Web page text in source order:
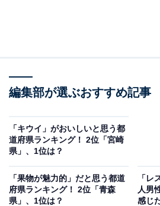
編集部が選ぶおすすめ記事
「キウイ」がおいしいと思う都
道府県ランキング！ 2位「宮崎
県」、1位は？
「果物が魅力的」だと思う都道
府県ランキング！ 2位「青森
県」、1位は？
「
人男
感じ